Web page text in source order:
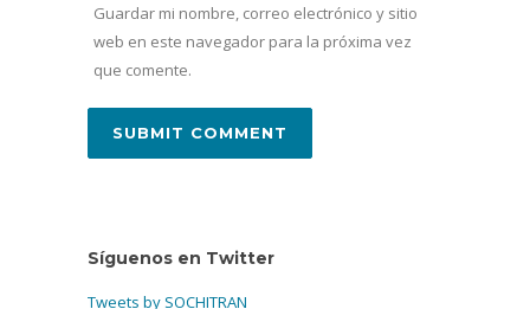
Guardar mi nombre, correo electrónico y sitio
web en este navegador para la próxima vez
que comente.
Síguenos en Twitter
Tweets by SOCHITRAN